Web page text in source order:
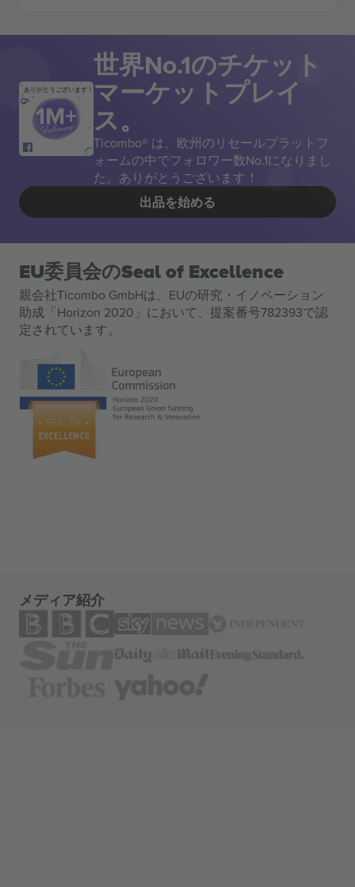
ありがとうございます！
世界No.1のチケット
マーケットプレイ
ス。
Ticombo® は、欧州のリセールプラットフ
ォームの中でフォロワー数No.1になりまし
た。ありがとうございます！
出品を始める
EU委員会のSeal of Excellence
親会社Ticombo GmbHは、EUの研究・イノベーション
助成「Horizon 2020」において、提案番号782393で認
定されています。
メディア紹介